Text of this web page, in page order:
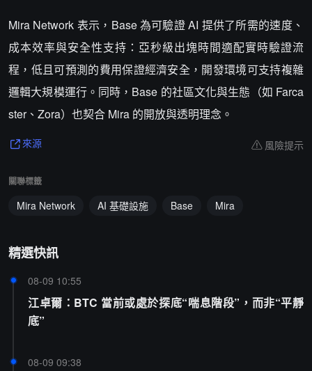
Mira Network 表示，Base 為可驗證 AI 提供了所需的速度、
成本效率與安全性支持：亞秒級出塊時間適配實時驗證流
程，低且可預測的費用保證經濟安全，開發環境可支持複雜
邏輯大規模運行。同時，Base 的社區文化與生態（如 Farca
ster、Zora）也契合 Mira 的開放與透明理念。
來源 風險提示
關聯標籤
Mira Network AI 基礎設施 Base Mira
精選快訊
08-09 10:55
江卓爾：BTC 當前或處於探底“喘息階段”，而非“平靜
底”
08-09 09:38